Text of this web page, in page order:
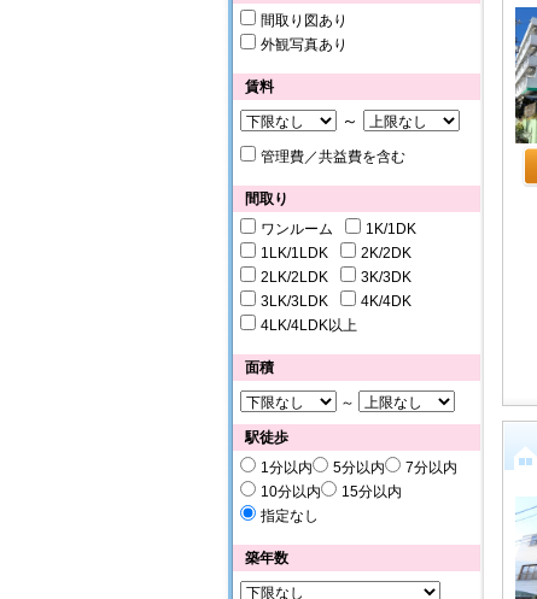
間取り図あり
外観写真あり
賃料
～
管理費／共益費を含む
間取り
ワンルーム
1K/1DK
1LK/1LDK
2K/2DK
2LK/2LDK
3K/3DK
3LK/3LDK
4K/4DK
4LK/4LDK以上
面積
～
駅徒歩
1分以内
5分以内
7分以内
10分以内
15分以内
指定なし
築年数